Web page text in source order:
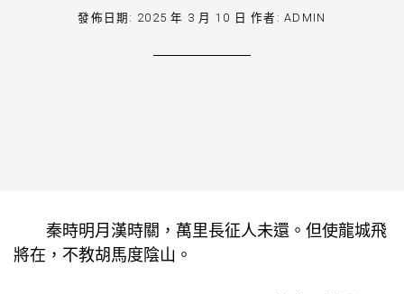
發佈日期: 2025 年 3 月 10 日 作者:ADMIN
秦時明月漢時關，萬里長征人未還。但使龍城飛
將在，不教胡馬度陰山。